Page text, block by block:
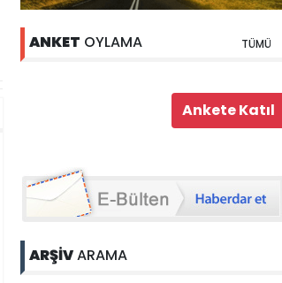
ANKET OYLAMA TÜMÜ
ARŞİVARAMA